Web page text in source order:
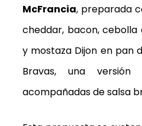
McFrancia, preparada
cheddar, bacon,
y mostaza Dijon en pan
Bravas, una
acompañadas de salsa